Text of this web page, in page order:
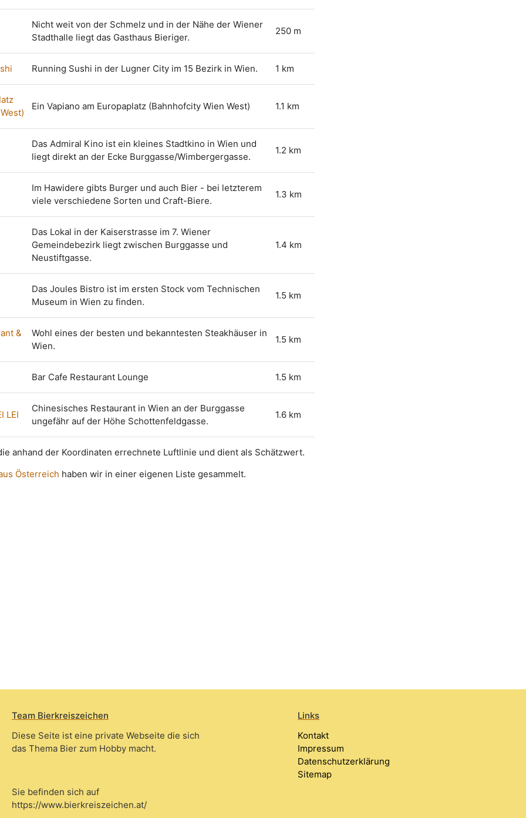
Nicht weit von der Schmelz und in der Nähe der Wiener
Stadthalle liegt das Gasthaus Bieriger.
250 m
Running Sushi in der Lugner City im 15 Bezirk in Wien. 1 km
Ein Vapiano am Europaplatz (Bahnhofcity Wien West) 1.1 km
Das Admiral Kino ist ein kleines Stadtkino in Wien und
liegt direkt an der Ecke Burggasse/Wimbergergasse.
1.2 km
Im Hawidere gibts Burger und auch Bier - bei letzterem
viele verschiedene Sorten und Craft-Biere.
1.3 km
Das Lokal in der Kaiserstrasse im 7. Wiener
Gemeindebezirk liegt zwischen Burggasse und
Neustiftgasse.
1.4 km
Das Joules Bistro ist im ersten Stock vom Technischen
Museum in Wien zu finden.
1.5 km
&
Wohl eines der besten und bekanntesten Steakhäuser in
Wien.
1.5 km
Bar Cafe Restaurant Lounge 1.5 km
LEI
Chinesisches Restaurant in Wien an der Burggasse
ungefähr auf der Höhe Schottenfeldgasse.
1.6 km
anhand der Koordinaten errechnete Luftlinie und dient als Schätzwert.
Österreich haben wir in einer eigenen Liste gesammelt.
Team Bierkreiszeichen
Diese Seite ist eine private Webseite die sich
das Thema Bier zum Hobby macht.
Sie befinden sich auf
https://www.bierkreiszeichen.at/
Links
Kontakt
Impressum
Datenschutzerklärung
Sitemap